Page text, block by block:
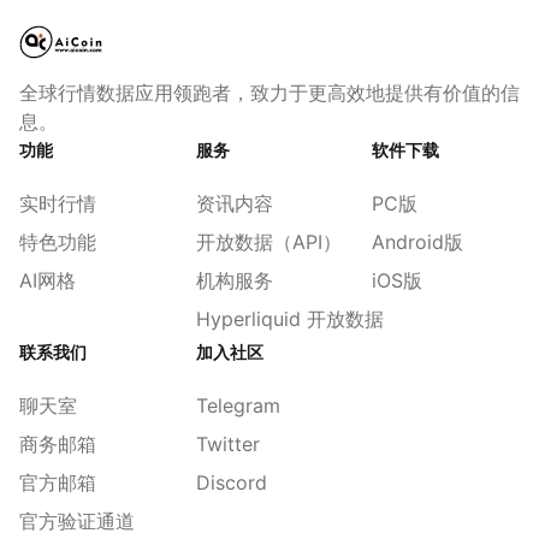
全球行情数据应用领跑者，致力于更高效地提供有价值的信
息。
功能
实时行情
特色功能
AI网格
服务
资讯内容
开放数据（API）
机构服务
Hyperliquid 开放数据
软件下载
PC版
Android版
iOS版
联系我们
聊天室
商务邮箱
官方邮箱
官方验证通道
加入社区
Telegram
Twitter
Discord